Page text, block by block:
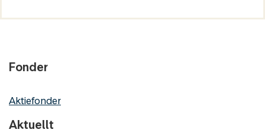
Fonder
Aktiefonder
Aktuellt